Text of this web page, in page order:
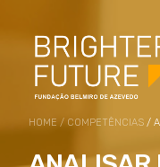
HOME / COMPETÊNCIAS /